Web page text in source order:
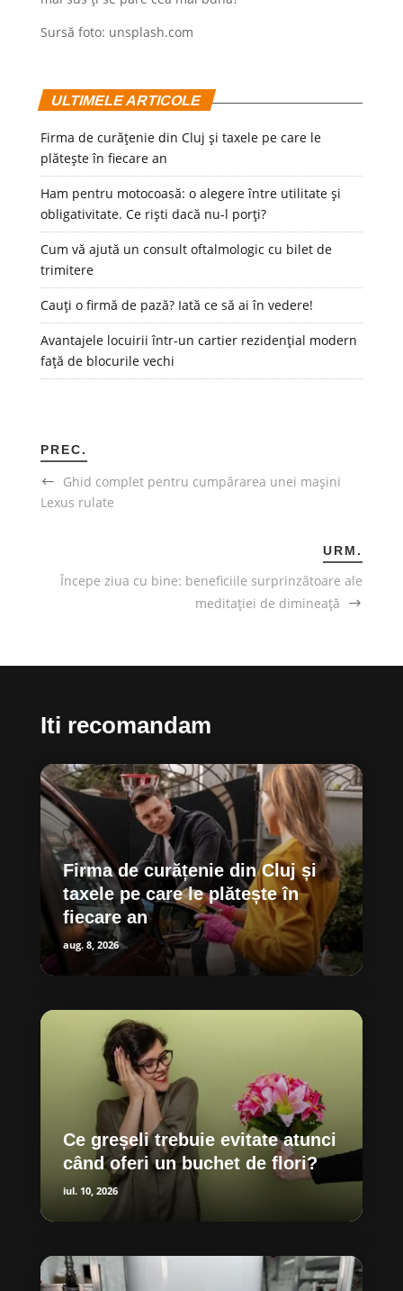
Sursă foto: unsplash.com
ULTIMELE ARTICOLE
Firma de curățenie din Cluj și taxele pe care le
plătește în fiecare an
Ham pentru motocoasă: o alegere între utilitate și
obligativitate. Ce riști dacă nu-l porți?
Cum vă ajută un consult oftalmologic cu bilet de
trimitere
Cauți o firmă de pază? Iată ce să ai în vedere!
Avantajele locuirii într-un cartier rezidențial modern
față de blocurile vechi
PREC.
Ghid complet pentru cumpărarea unei mașini
Lexus rulate
URM.
Începe ziua cu bine: beneficiile surprinzătoare ale
meditației de dimineață
Iti recomandam
Firma de curățenie din Cluj și
taxele pe care le plătește în
fiecare an
aug. 8, 2026
Ce greșeli trebuie evitate atunci
când oferi un buchet de flori?
iul. 10, 2026